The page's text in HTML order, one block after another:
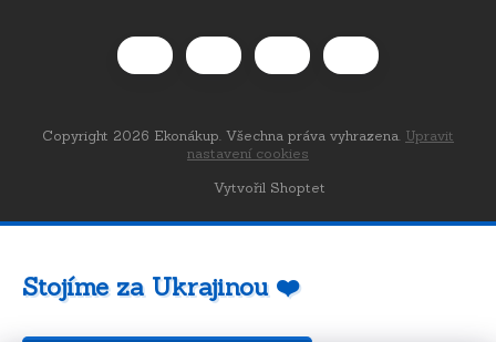
Vytvořil Shoptet
Copyright 2026 Ekonákup. Všechna práva vyhrazena. Upravit
nastavení cookies
Stojíme za Ukrajinou ❤️